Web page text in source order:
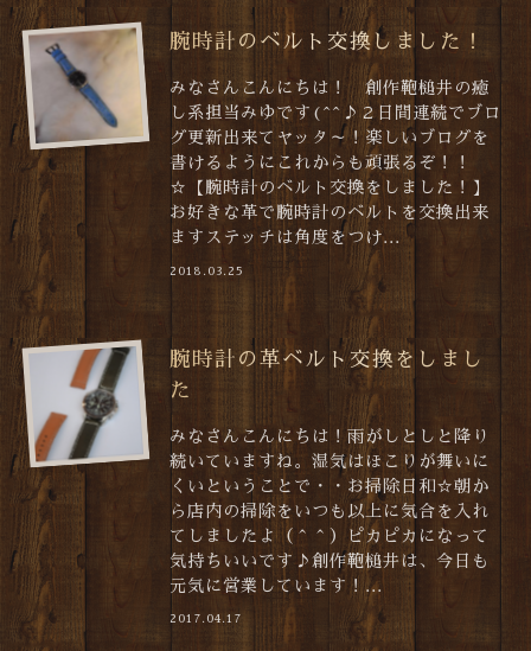
腕時計のベルト交換しました！
みなさんこんにちは！ 創作鞄槌井の癒
し系担当みゆです(^^♪２日間連続でブロ
グ更新出来てヤッタ～！楽しいブログを
書けるようにこれからも頑張るぞ！！
☆【腕時計のベルト交換をしました！】
お好きな革で腕時計のベルトを交換出来
ますステッチは角度をつけ...
2018.03.25
腕時計の革ベルト交換をしまし
た
みなさんこんにちは！雨がしとしと降り
続いていますね。湿気はほこりが舞いに
くいということで・・お掃除日和☆朝か
ら店内の掃除をいつも以上に気合を入れ
てしましたよ（＾＾）ピカピカになって
気持ちいいです♪創作鞄槌井は、今日も
元気に営業しています！...
2017.04.17